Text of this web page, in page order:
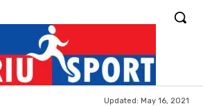
Updated: May 16, 2021